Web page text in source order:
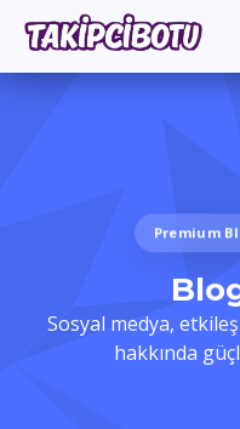
Premium
Sosyal medya,
hakkında